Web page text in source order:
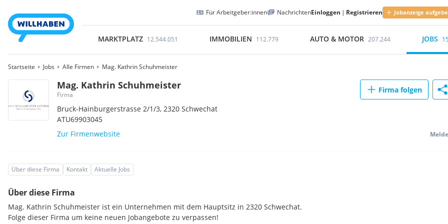
Für Arbeitgeber:innen NachrichtenEinloggen | Registrieren Jobanzeige
MARKTPLATZ 12.544.051 IMMOBILIEN 112.779 AUTO & MOTOR 207.244 JOBS
Startseite Jobs Alle Firmen Mag. Kathrin Schuhmeister
Mag. Kathrin Schuhmeister
Firma
Bruck-Hainburgerstrasse 2/1/3,2320Schwechat
ATU69903045
Zur Firmenwebsite
Firma folgen
Über diese Firma Kontakt Aktuelle Jobs
Über diese Firma
Mag. Kathrin Schuhmeister ist ein Unternehmen mit dem Hauptsitz in 2320 Schwechat.
Folge dieser Firma um keine neuen Jobangebote zu verpassen!